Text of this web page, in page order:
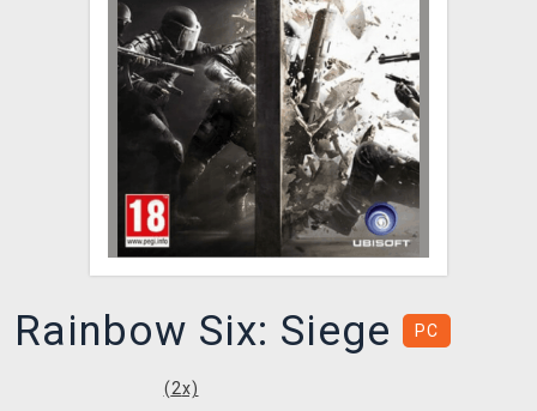
DOPRAVA
XZONE KLUB
TCG & BOARDGAME HUB
VÝKUP HER (BAZAR)
Rainbow Six: Siege PC
(2x)